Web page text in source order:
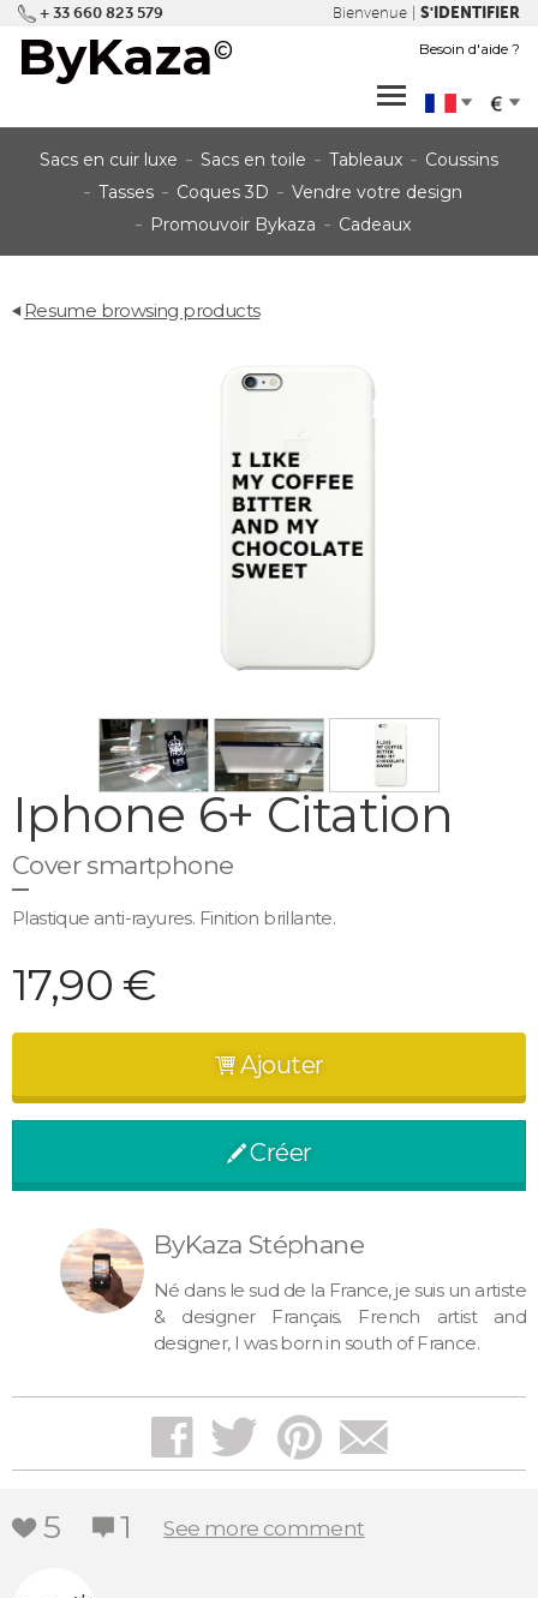
+ 33 660 823 579 Bienvenue | S'IDENTIFIER
ByKaza© Besoin d'aide ?
dropdown
dropdown
Sacs en cuir luxe Sacs en toile Tableaux
Coussins
Tasses
Coques 3D
Vendre votre design
Promouvoir Bykaza
Cadeaux
back Resume browsing products
Iphone 6+ Citation
Cover smartphone
Plastique anti-rayures. Finition brillante.
17,90 €
cart Ajouter
penCréer
ByKaza Stéphane
Né dans le sud de la France, je suis un artiste
& designer Français. French artist and
designer, I was born in south of France.
facebook twitter pinterest mail
heart 5 notify 1 See more comment